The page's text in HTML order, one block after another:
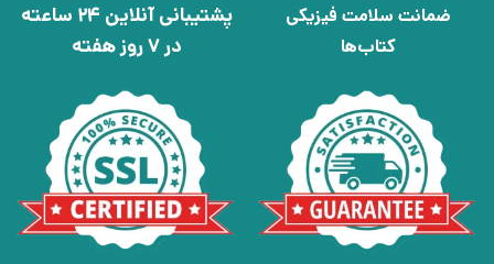
ضمانت سلامت فیزیکی
کتاب‌ها
پشتیبانی آنلاین 24 ساعته
در 7 روز هفته